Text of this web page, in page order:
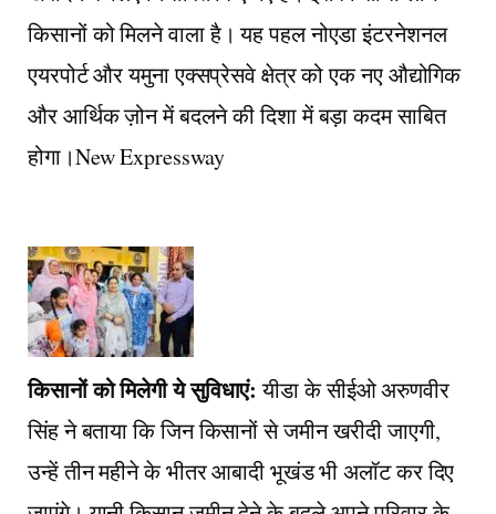
किसानों को मिलने वाला है। यह पहल नोएडा इंटरनेशनल
एयरपोर्ट और यमुना एक्सप्रेसवे क्षेत्र को एक नए औद्योगिक
और आर्थिक ज़ोन में बदलने की दिशा में बड़ा कदम साबित
होगा।New Expressway
किसानों को मिलेगी ये सुविधाएं: यीडा के सीईओ अरुणवीर
सिंह ने बताया कि जिन किसानों से जमीन खरीदी जाएगी,
उन्हें तीन महीने के भीतर आबादी भूखंड भी अलॉट कर दिए